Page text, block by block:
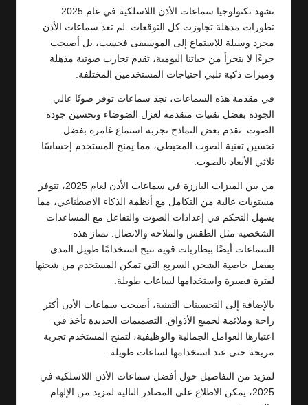
تشهد تكنولوجيا سماعات الأذن اللاسلكية في عام 2025
تطورات مذهلة تجاوزت كل التوقعات. لم تعد سماعات الأذن
مجرد وسيلة للاستماع إلى الموسيقى فحسب، بل أصبحت
جزءًا لا يتجزأ من حياتنا اليومية، تقدم تجارب صوتية مذهلة
وميزات ذكية تلبي احتياجات المستخدمين المختلفة.
في مقدمة هذه السماعات، نجد سماعات توفر صوتًا عالي
الجودة بفضل تقنيات متقدمة لعزل الضوضاء وتحسين جودة
الصوت. تقدم بعض النماذج تجربة استماع غامرة بفضل
تحسين تقنية الصوت المحيطي، مما يمنح المستخدم إحساسًا
ثلاثي الأبعاد بالصوت.
من بين الميزات البارزة في سماعات الأذن لعام 2025، تتوفر
مستويات عالية من التكامل مع أنظمة الذكاء الاصطناعي، مما
يسهل التحكم في إعدادات الصوت والتفاعل مع المساعدات
الشخصية مثل الطقس والملاحة والاتصال. تمتاز هذه
السماعات أيضًا ببطاريات قوية تتيح استخدامًا طويل المدى
بفضل خاصية الشحن السريع التي تمكن المستخدم من شحنها
لفترة قصيرة واستخدامها لساعات طويلة.
بالإضافة إلى التحسينات التقنية، أصبحت سماعات الأذن أكثر
راحة وملائمة لجميع الأذواق. التصميمات الجديدة تأخذ في
اعتبارها العوامل الجمالية والوظيفية، لتمنح المستخدم تجربة
مريحة حتى عند استخدامها لساعات طويلة.
لمزيد من التفاصيل حول أفضل سماعات الأذن اللاسلكية في
2025، يمكن الاطلاع على المصادر التالية لمزيد من الإلهام